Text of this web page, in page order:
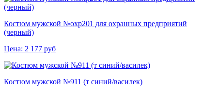
Костюм мужской №охр201 для охранных предприятий
(черный)
Цена: 2 177 руб
Костюм мужской №911 (т синий/василек)